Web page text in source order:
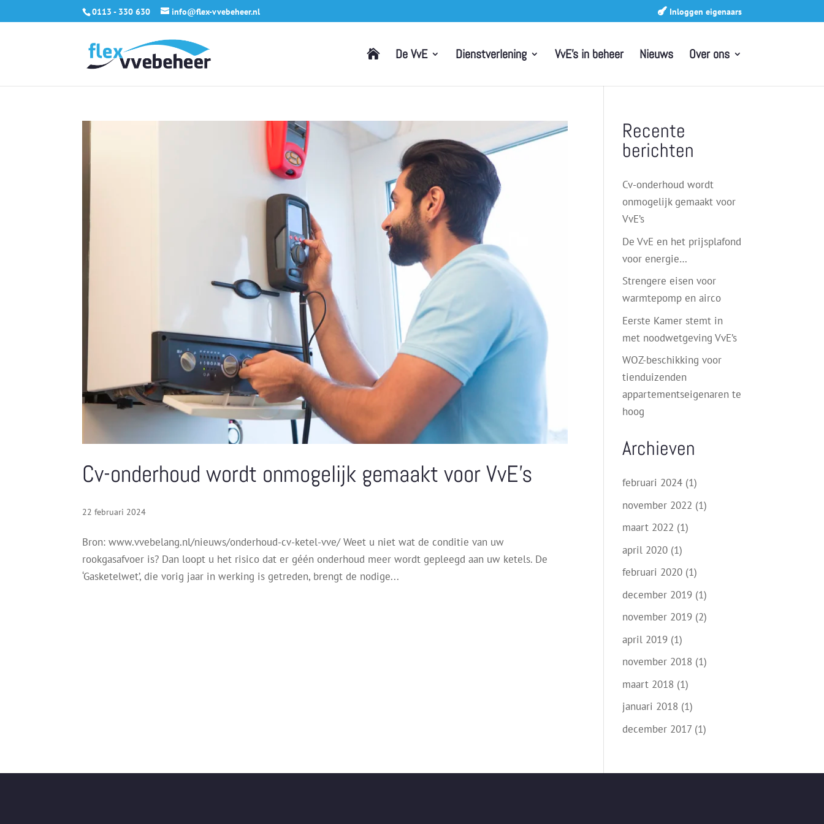
0113 - 330 630 info@flex-vvebeheer.nl Inloggen eigenaars
De VvE Dienstverlening VvE’s in beheer Nieuws Over ons
Cv-onderhoud wordt onmogelijk gemaakt voor VvE’s
22 februari 2024
Bron: www.vvebelang.nl/nieuws/onderhoud-cv-ketel-vve/ Weet u niet wat de conditie van uw
rookgasafvoer is? Dan loopt u het risico dat er géén onderhoud meer wordt gepleegd aan uw ketels. De
‘Gasketelwet’, die vorig jaar in werking is getreden, brengt de nodige...
Recente
berichten
Cv-onderhoud wordt
onmogelijk gemaakt voor
VvE’s
De VvE en het prijsplafond
voor energie…
Strengere eisen voor
warmtepomp en airco
Eerste Kamer stemt in
met noodwetgeving VvE’s
WOZ-beschikking voor
tienduizenden
appartementseigenaren te
hoog
Archieven
februari 2024 (1)
november 2022 (1)
maart 2022 (1)
april 2020 (1)
februari 2020 (1)
december 2019 (1)
november 2019 (2)
april 2019 (1)
november 2018 (1)
maart 2018 (1)
januari 2018 (1)
december 2017 (1)